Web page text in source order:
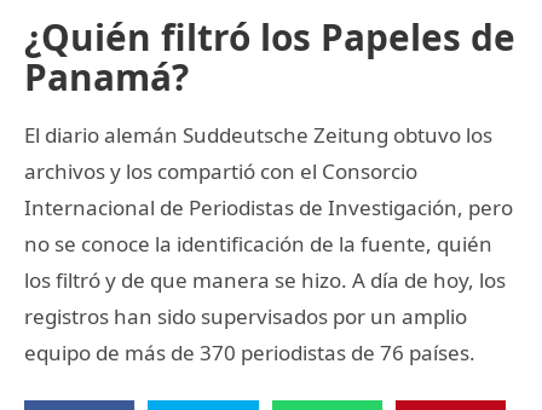
¿Quién filtró los Papeles de
Panamá?
El diario alemán Suddeutsche Zeitung obtuvo los
archivos y los compartió con el Consorcio
Internacional de Periodistas de Investigación, pero
no se conoce la identificación de la fuente, quién
los filtró y de que manera se hizo. A día de hoy, los
registros han sido supervisados por un amplio
equipo de más de 370 periodistas de 76 países.